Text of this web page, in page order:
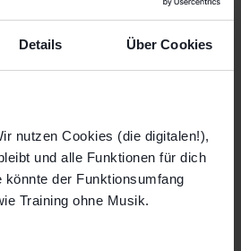
Details Über Cookies
nutzen Cookies (die digitalen!),
und alle Funktionen für dich
könnte der Funktionsumfang
Training ohne Musik.
(Social Media, Aktionen, Vor-